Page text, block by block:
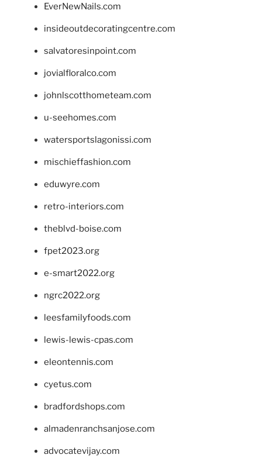
EverNewNails.com
insideoutdecoratingcentre.com
salvatoresinpoint.com
jovialfloralco.com
johnlscotthometeam.com
u-seehomes.com
watersportslagonissi.com
mischieffashion.com
eduwyre.com
retro-interiors.com
theblvd-boise.com
fpet2023.org
e-smart2022.org
ngrc2022.org
leesfamilyfoods.com
lewis-lewis-cpas.com
eleontennis.com
cyetus.com
bradfordshops.com
almadenranchsanjose.com
advocatevijay.com